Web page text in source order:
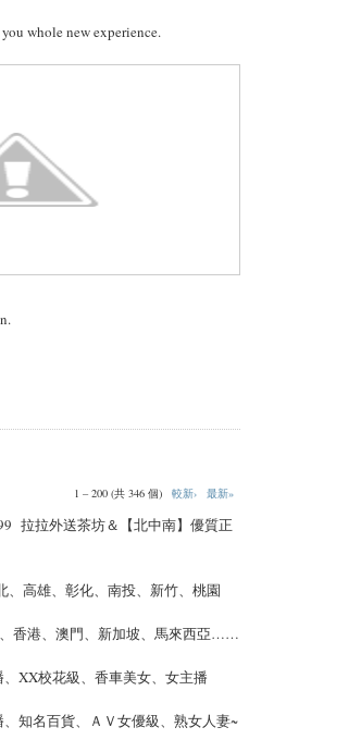
whole new experience.
1 – 200 (共 346 個) 較新› 最新»
拉拉外送茶坊＆【北中南】優質正
高雄、彰化、南投、新竹、桃園
香港、澳門、新加坡、馬來西亞……
XX校花級、香車美女、女主播
知名百貨、ＡＶ女優級、熟女人妻~